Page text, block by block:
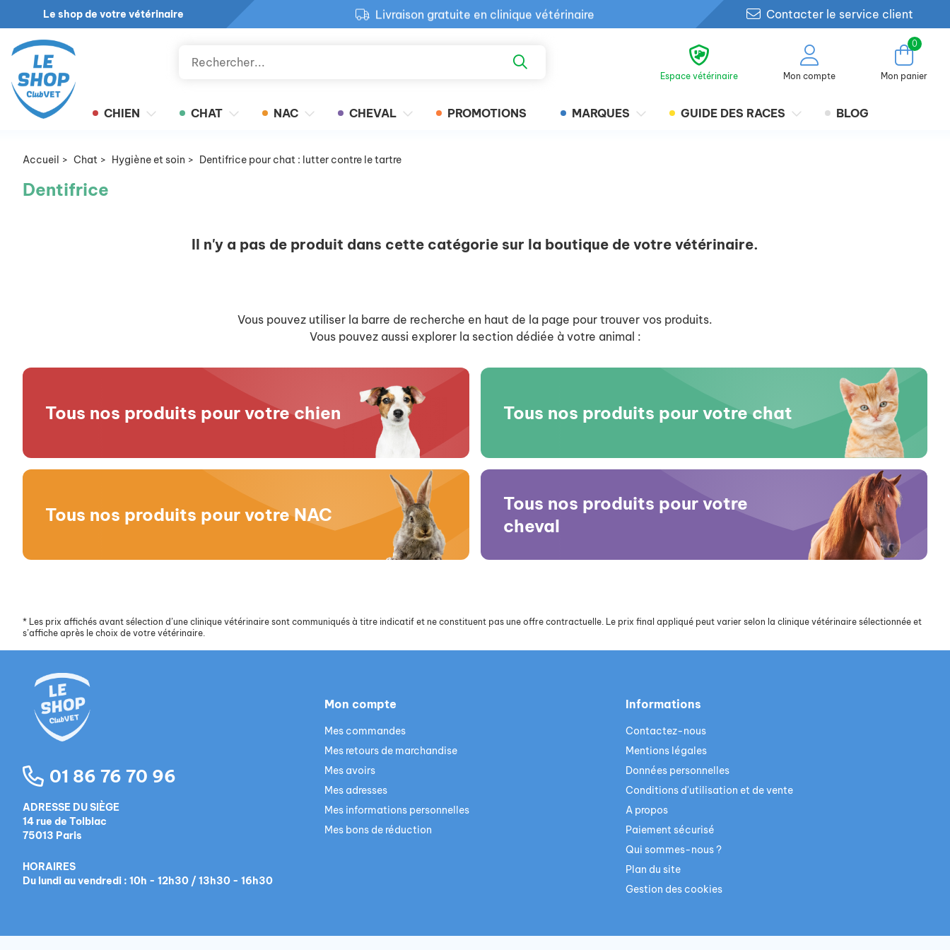
Le shop de votre vétérinaire
Livraison gratuite en clinique vétérinaire
Retour produit gratuit en clinique
Contacter le service client
Espace vétérinaire Mon compte
0
Mon panier
CHIEN CHAT NAC CHEVAL PROMOTIONS MARQUES GUIDE DES RACES BLOG
Accueil > Chat > Hygiène et soin > Dentifrice pour chat : lutter contre le tartre
Dentifrice
Il n'y a pas de produit dans cette catégorie sur la boutique de votre vétérinaire.
Vous pouvez utiliser la barre de recherche en haut de la page pour trouver vos produits.
Vous pouvez aussi explorer la section dédiée à votre animal :
Tous nos produits pour votre chien Tous nos produits pour votre chat
Tous nos produits pour votre NAC
Tous nos produits pour votre
cheval
* Les prix affichés avant sélection d’une clinique vétérinaire sont communiqués à titre indicatif et ne constituent pas une offre contractuelle. Le prix final appliqué peut varier selon la clinique vétérinaire sélectionnée et
s’affiche après le choix de votre vétérinaire.
01 86 76 70 96
ADRESSE DU SIÈGE
14 rue de Tolbiac
75013 Paris
HORAIRES
Du lundi au vendredi : 10h - 12h30 / 13h30 - 16h30
Mon compte
Mes commandes
Mes retours de marchandise
Mes avoirs
Mes adresses
Mes informations personnelles
Mes bons de réduction
Informations
Contactez-nous
Mentions légales
Données personnelles
Conditions d'utilisation et de vente
A propos
Paiement sécurisé
Qui sommes-nous ?
Plan du site
Gestion des cookies